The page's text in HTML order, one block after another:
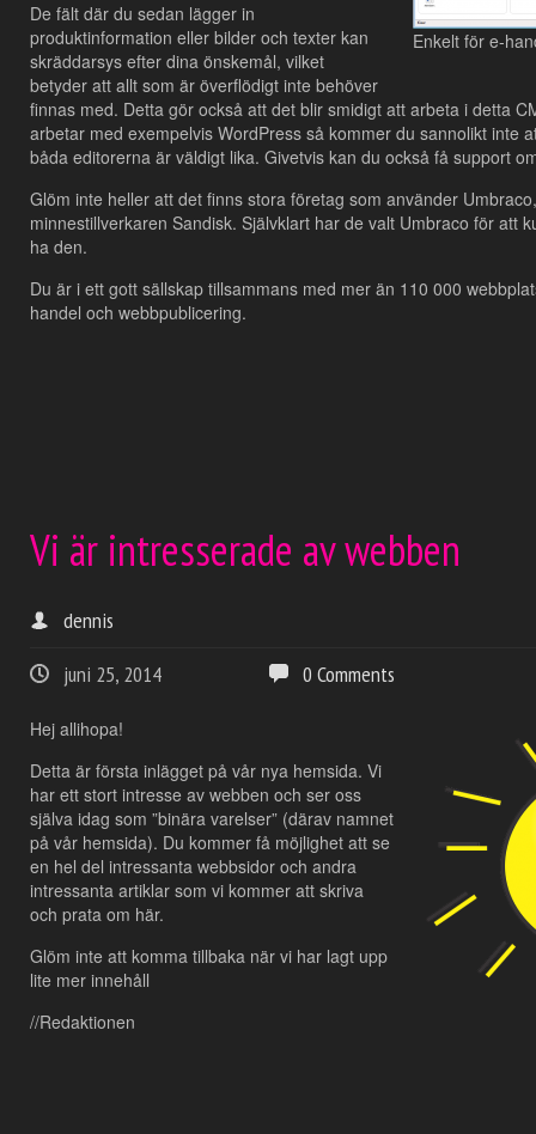
Enkelt för e-
De fält där du sedan lägger in
produktinformation eller bilder och texter kan
skräddarsys efter dina önskemål, vilket
betyder att allt som är överflödigt inte behöver
finnas med. Detta gör också att det blir smidigt att arbeta i detta
arbetar med exempelvis WordPress så kommer du sannolikt inte
båda editorerna är väldigt lika. Givetvis kan du också få support
Glöm inte heller att det finns stora företag som använder
minnestillverkaren Sandisk. Självklart har de valt Umbraco för att
ha den.
Du är i ett gott sällskap tillsammans med mer än 110 000
handel och webbpublicering.
Vi är intresserade av webben
dennis
juni 25, 2014
0 Comments
Hej allihopa!
Detta är första inlägget på vår nya hemsida. Vi
har ett stort intresse av webben och ser oss
själva idag som ”binära varelser” (därav namnet
på vår hemsida). Du kommer få möjlighet att se
en hel del intressanta webbsidor och andra
intressanta artiklar som vi kommer att skriva
och prata om här.
Glöm inte att komma tillbaka när vi har lagt upp
lite mer innehåll
//Redaktionen